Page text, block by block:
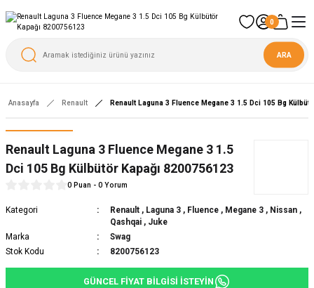
0
ARA
Anasayfa Renault Renault Laguna 3 Fluence Megane 3 1.5 Dci 105 Bg
Renault Laguna 3 Fluence Megane 3 1.5
Dci 105 Bg Külbütör Kapağı 8200756123
0 Puan - 0 Yorum
Kategori Renault , Laguna 3 , Fluence , Megane 3 , Nissan ,
Qashqai , Juke
Marka
Swag
Stok Kodu
8200756123
GÜNCEL FİYAT BİLGİSİ İSTEYİN